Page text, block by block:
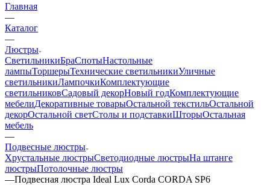
Главная
—
Каталог
—
Люстры
СветильникиБраСпотыНастольные
лампыТоршерыТехнические светильникиУличные
светильникиЛампочкиКомплектующие
светильниковСадовый декорНовый годКомплектующие
мебелиДекоративные товарыОстальной текстильОстальной
декорОстальной светСтолы и подставкиШторыОстальная
мебель
—
Подвесные люстры
Хрустальные люстрыСветодиодные люстрыНа штанге
люстрыПотолочные люстры
—Подвесная люстра Ideal Lux Corda CORDA SP6